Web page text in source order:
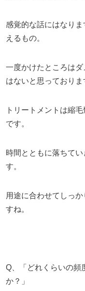
感覚的な話にはなり
えるもの。
一度かけたところは
はないと思っておりま
トリートメントは縮
です。
時間とともに落ちて
す。
用途に合わせてしっ
すね。
Q、「どれくらいの頻
か？」